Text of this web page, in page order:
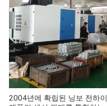
2004년에 확립된 닝보 전하